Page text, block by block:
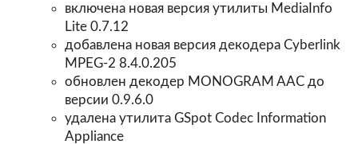
включена новая версия утилиты MediaInfo
Lite 0.7.12
добавлена новая версия декодера Cyberlink
MPEG-2 8.4.0.205
обновлен декодер MONOGRAM AAC до
версии 0.9.6.0
удалена утилита GSpot Codec Information
Appliance